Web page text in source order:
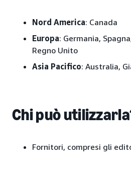
Nord America: Canada
Europa: Germania,
Regno Unito
Asia Pacifico: Australia,
Chi può
Fornitori, compresi gli